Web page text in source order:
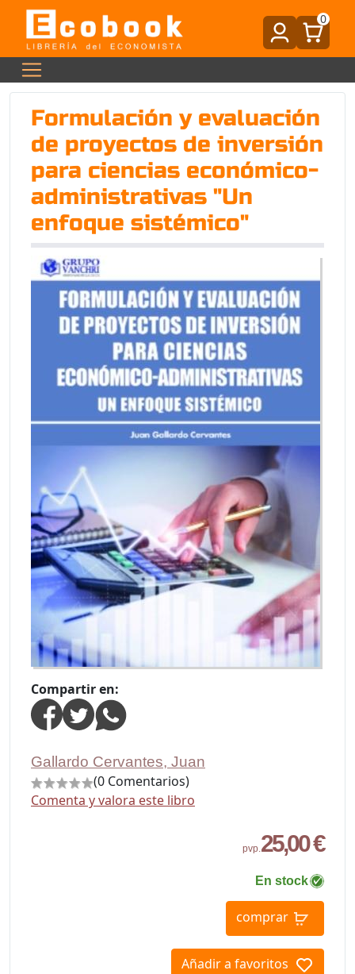
0
Formulación y evaluación
de proyectos de inversión
para ciencias económico-
administrativas "Un
enfoque sistémico"
Compartir en:
Gallardo Cervantes, Juan
(0 Comentarios)
Comenta y valora este libro
pvp.25,00 €
En stock
comprar
Añadir a favoritos